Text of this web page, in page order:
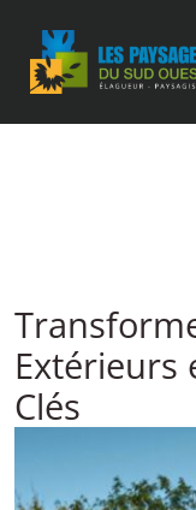
Extérieurs
Clés